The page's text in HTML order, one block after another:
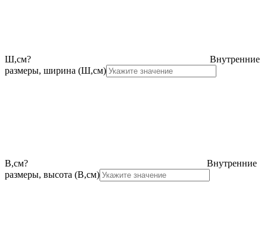
Ш,см?
Внутренние
размеры, ширина (Ш,см)
В,см?
Внутренние
размеры, высота (В,см)